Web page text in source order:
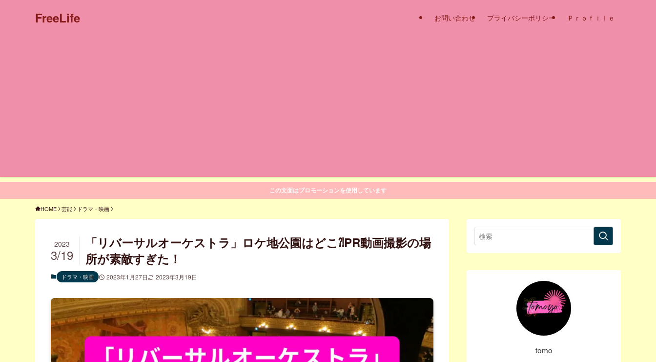
FreeLife お問い合わせ プライバシーポリシー Ｐｒｏｆｉｌｅ
この文面はプロモーションを使用しています
HOME 芸能 ドラマ・映画
「リバーサルオーケストラ」ロケ地公園はどこ⁈PR動画撮影の場
所が素敵すぎた！
2023
3/19
ドラマ・映画 2023年1月27日 2023年3月19日
tomo